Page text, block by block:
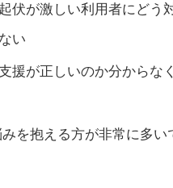
伏が激しい利用者にどう
い
援が正しいのか分からな
を抱える方が非常に多い